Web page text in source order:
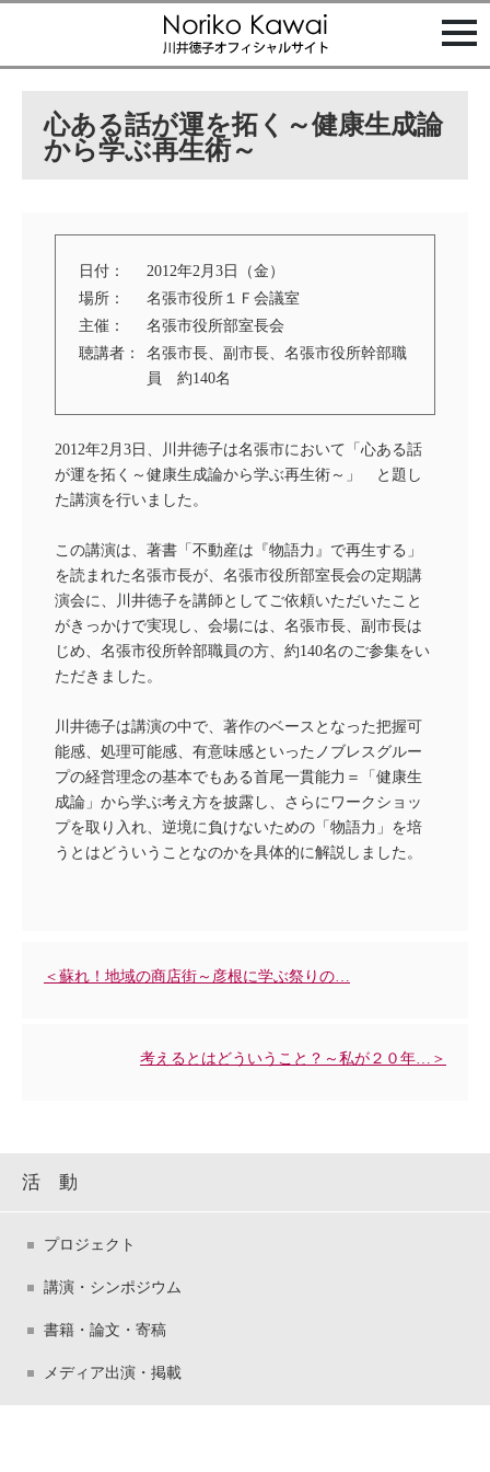
t
o
心ある話が運を拓く～健康生成論
から学ぶ再生術～
日付：
2012年2月3日（金）
場所：
名張市役所１Ｆ会議室
主催：
名張市役所部室長会
聴講者：
名張市長、副市長、名張市役所幹部職
員 約140名
2012年2月3日、川井徳子は名張市において「心ある話
が運を拓く～健康生成論から学ぶ再生術～」 と題し
た講演を行いました。
この講演は、著書「不動産は『物語力』で再生する」
を読まれた名張市長が、名張市役所部室長会の定期講
演会に、川井徳子を講師としてご依頼いただいたこと
がきっかけで実現し、会場には、名張市長、副市長は
じめ、名張市役所幹部職員の方、約140名のご参集をい
ただきました。
川井徳子は講演の中で、著作のベースとなった把握可
能感、処理可能感、有意味感といったノブレスグルー
プの経営理念の基本でもある首尾一貫能力＝「健康生
成論」から学ぶ考え方を披露し、さらにワークショッ
プを取り入れ、逆境に負けないための「物語力」を培
うとはどういうことなのかを具体的に解説しました。
＜蘇れ！地域の商店街～彦根に学ぶ祭りの…
考えるとはどういうこと？～私が２０年…＞
活 動
プロジェクト
講演・シンポジウム
書籍・論文・寄稿
メディア出演・掲載